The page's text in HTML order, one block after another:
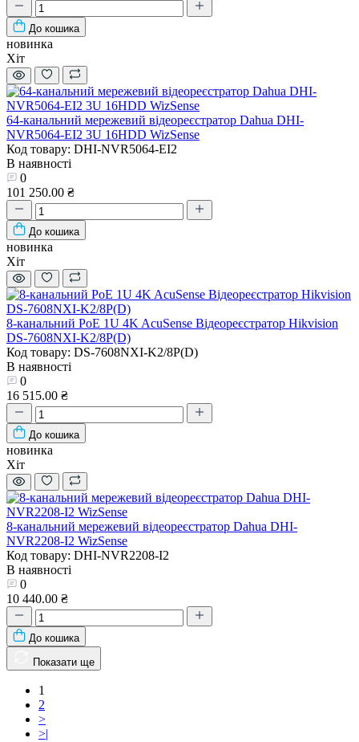
До кошика
новинка
Хіт
64-канальний мережевий відеореєстратор Dahua DHI-
NVR5064-EI2 3U 16HDD WizSense
Код товару: DHI-NVR5064-EI2
В наявності
0
101 250.00 ₴
До кошика
новинка
Хіт
8-канальний PoE 1U 4K AcuSense Відеореєстратор Hikvision
DS-7608NXI-K2/8P(D)
Код товару: DS-7608NXI-K2/8P(D)
В наявності
0
16 515.00 ₴
До кошика
новинка
Хіт
8-канальний мережевий відеореєстратор Dahua DHI-
NVR2208-I2 WizSense
Код товару: DHI-NVR2208-I2
В наявності
0
10 440.00 ₴
До кошика
Показати ще
1
2
>
>|